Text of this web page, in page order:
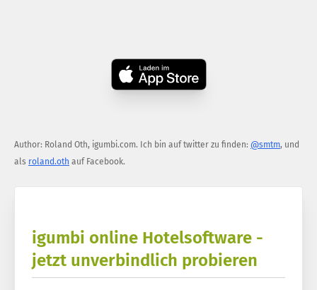
Author: Roland Oth, igumbi.com. Ich bin auf twitter zu finden: @smtm, und
als roland.oth auf Facebook.
igumbi online Hotelsoftware -
jetzt unverbindlich probieren